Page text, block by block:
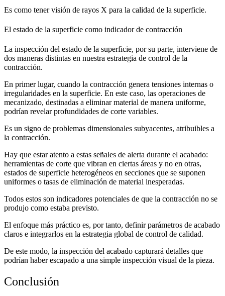
Es como tener visión de rayos X para la calidad de la superficie.
El estado de la superficie como indicador de contracción
La inspección del estado de la superficie, por su parte, interviene de
dos maneras distintas en nuestra estrategia de control de la
contracción.
En primer lugar, cuando la contracción genera tensiones internas o
irregularidades en la superficie. En este caso, las operaciones de
mecanizado, destinadas a eliminar material de manera uniforme,
podrían revelar profundidades de corte variables.
Es un signo de problemas dimensionales subyacentes, atribuibles a
la contracción.
Hay que estar atento a estas señales de alerta durante el acabado:
herramientas de corte que vibran en ciertas áreas y no en otras,
estados de superficie heterogéneos en secciones que se suponen
uniformes o tasas de eliminación de material inesperadas.
Todos estos son indicadores potenciales de que la contracción no se
produjo como estaba previsto.
El enfoque más práctico es, por tanto, definir parámetros de acabado
claros e integrarlos en la estrategia global de control de calidad.
De este modo, la inspección del acabado capturará detalles que
podrían haber escapado a una simple inspección visual de la pieza.
Conclusión